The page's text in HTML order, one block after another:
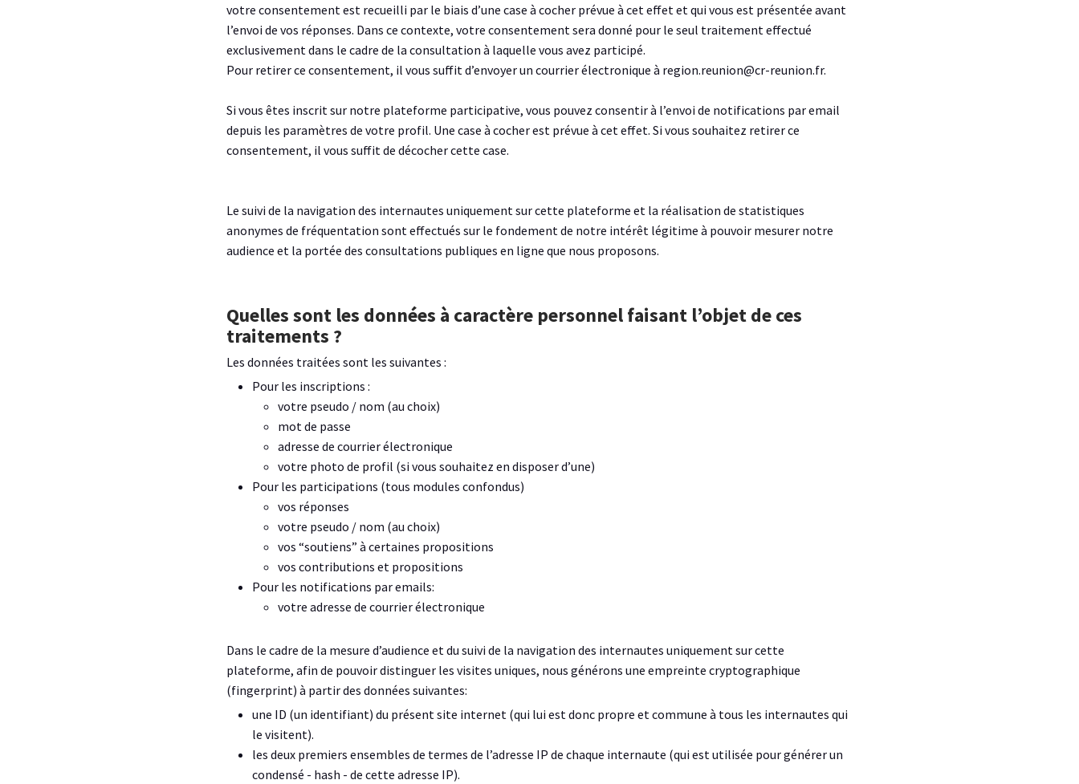
votre consentement est recueilli par le biais d’une case à cocher prévue à cet effet et qui vous est présentée avant
l’envoi de vos réponses. Dans ce contexte, votre consentement sera donné pour le seul traitement effectué
exclusivement dans le cadre de la consultation à laquelle vous avez participé.
Pour retirer ce consentement, il vous suffit d’envoyer un courrier électronique à region.reunion@cr-reunion.fr.
Si vous êtes inscrit sur notre plateforme participative, vous pouvez consentir à l’envoi de notifications par email
depuis les paramètres de votre profil. Une case à cocher est prévue à cet effet. Si vous souhaitez retirer ce
consentement, il vous suffit de décocher cette case.
Le suivi de la navigation des internautes uniquement sur cette plateforme et la réalisation de statistiques
anonymes de fréquentation sont effectués sur le fondement de notre intérêt légitime à pouvoir mesurer notre
audience et la portée des consultations publiques en ligne que nous proposons.
Quelles sont les données à caractère personnel faisant l’objet de ces
traitements ?
Les données traitées sont les suivantes :
Pour les inscriptions :
votre pseudo / nom (au choix)
mot de passe
adresse de courrier électronique
votre photo de profil (si vous souhaitez en disposer d’une)
Pour les participations (tous modules confondus)
vos réponses
votre pseudo / nom (au choix)
vos “soutiens” à certaines propositions
vos contributions et propositions
Pour les notifications par emails:
votre adresse de courrier électronique
Dans le cadre de la mesure d’audience et du suivi de la navigation des internautes uniquement sur cette
plateforme, afin de pouvoir distinguer les visites uniques, nous générons une empreinte cryptographique
(fingerprint) à partir des données suivantes:
une ID (un identifiant) du présent site internet (qui lui est donc propre et commune à tous les internautes qui
le visitent).
les deux premiers ensembles de termes de l’adresse IP de chaque internaute (qui est utilisée pour générer un
condensé - hash - de cette adresse IP).